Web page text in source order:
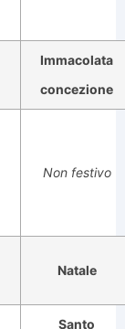
Immacolata
concezione
Non festivo
Natale
Santo